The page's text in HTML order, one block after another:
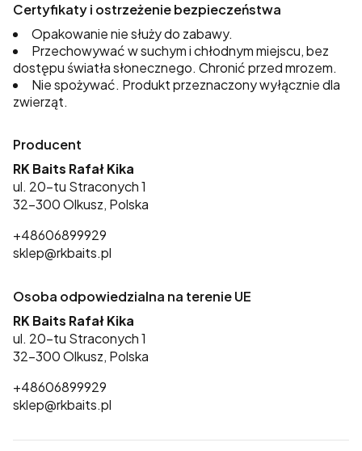
Certyfikaty i ostrzeżenie bezpieczeństwa
Opakowanie nie służy do zabawy.
Przechowywać w suchym i chłodnym miejscu, bez
dostępu światła słonecznego. Chronić przed mrozem.
Nie spożywać. Produkt przeznaczony wyłącznie dla
zwierząt.
Producent
RK Baits Rafał Kika
ul. 20-tu Straconych 1
32-300 Olkusz, Polska
+48606899929
sklep@rkbaits.pl
Osoba odpowiedzialna na terenie UE
RK Baits Rafał Kika
ul. 20-tu Straconych 1
32-300 Olkusz, Polska
+48606899929
sklep@rkbaits.pl